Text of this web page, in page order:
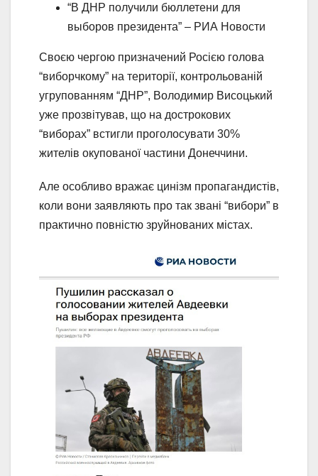
“В ДНР получили бюллетени для
выборов президента” – РИА Новости
Своєю чергою призначений Росією голова
“виборчкому” на території, контрольованій
угрупованням “ДНР”, Володимир Висоцький
уже прозвітував, що на дострокових
“виборах” встигли проголосувати 30%
жителів окупованої частини Донеччини.
Але особливо вражає цинізм пропагандистів,
коли вони заявляють про так звані “вибори” в
практично повністю зруйнованих містах.